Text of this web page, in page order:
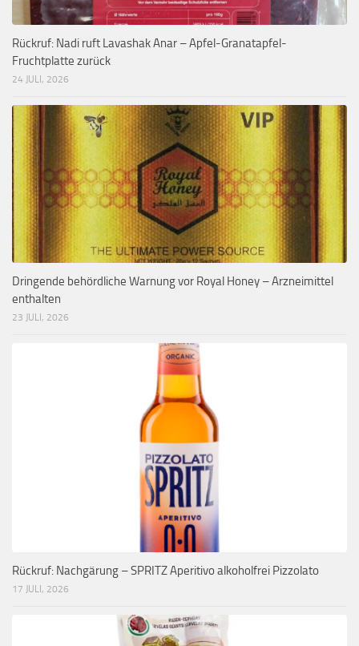
Rückruf: Nadi ruft Lavashak Anar – Apfel-Granatapfel-
Fruchtplatte zurück
24 JULI, 2026
Dringende behördliche Warnung vor Royal Honey – Arzneimittel
enthalten
23 JULI, 2026
Rückruf: Nachgärung – SPRITZ Aperitivo alkoholfrei Pizzolato
17 JULI, 2026